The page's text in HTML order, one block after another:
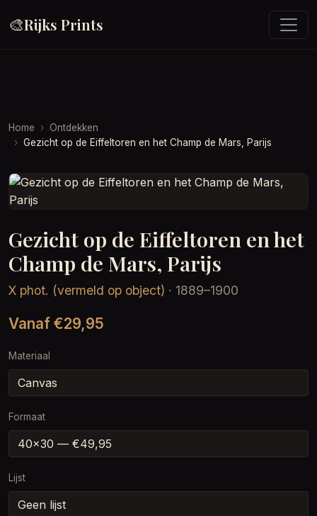
🎨Rijks Prints
Home
Ontdekken
Gezicht op de Eiffeltoren en het Champ de Mars, Parijs
Gezicht op de Eiffeltoren en het
Champ de Mars, Parijs
X phot. (vermeld op object) · 1889–1900
Vanaf €29,95
Materiaal
Formaat
Lijst